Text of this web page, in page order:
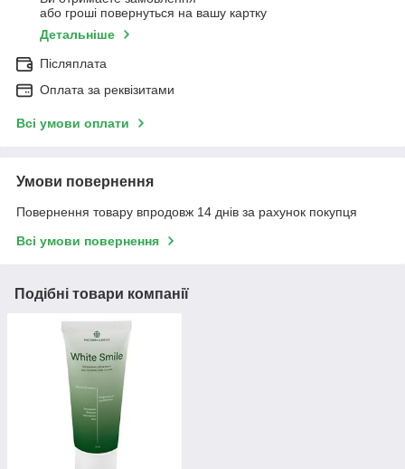
або гроші повернуться на вашу картку
Детальніше
Післяплата
Оплата за реквізитами
Всі умови оплати
Умови повернення
Повернення товару впродовж 14 днів за рахунок покупця
Всі умови повернення
Подібні товари компанії